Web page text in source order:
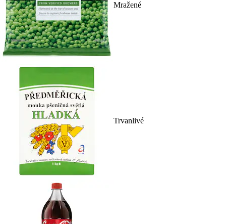
Mražené
Trvanlivé